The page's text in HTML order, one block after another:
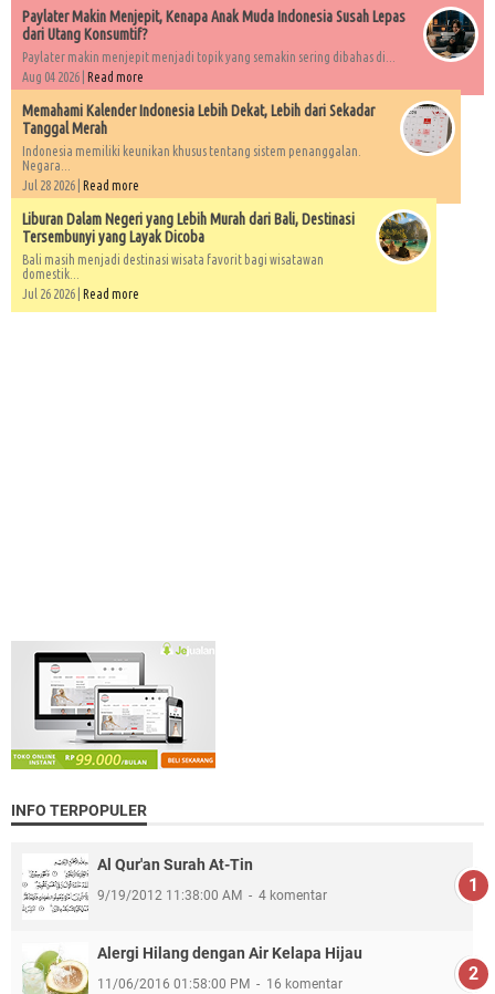
Paylater Makin Menjepit, Kenapa Anak Muda Indonesia Susah Lepas
dari Utang Konsumtif?
Paylater makin menjepit menjadi topik yang semakin sering dibahas di...
Aug 04 2026 | Read more
Memahami Kalender Indonesia Lebih Dekat, Lebih dari Sekadar
Tanggal Merah
Indonesia memiliki keunikan khusus tentang sistem penanggalan.
Negara...
Jul 28 2026 | Read more
Liburan Dalam Negeri yang Lebih Murah dari Bali, Destinasi
Tersembunyi yang Layak Dicoba
Bali masih menjadi destinasi wisata favorit bagi wisatawan
domestik...
Jul 26 2026 | Read more
INFO TERPOPULER
Al Qur'an Surah At-Tin
9/19/2012 11:38:00 AM 4 komentar
Alergi Hilang dengan Air Kelapa Hijau
11/06/2016 01:58:00 PM 16 komentar